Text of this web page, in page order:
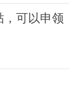
，可以申领